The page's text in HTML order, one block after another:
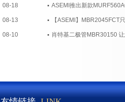
08-18 ASEMI推出新款
08-13
08-10